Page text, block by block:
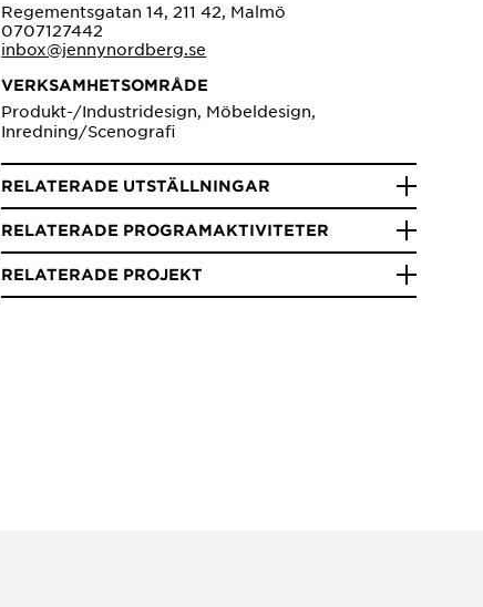
Regementsgatan 14, 211 42, Malmö
0707127442
inbox@jennynordberg.se
VERKSAMHETSOMRÅDE
Produkt-/Industridesign, Möbeldesign,
Inredning/Scenografi
RELATERADE UTSTÄLLNINGAR
RELATERADE PROGRAMAKTIVITETER
RELATERADE PROJEKT